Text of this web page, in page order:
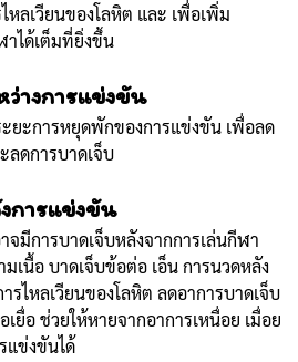
หลเวียนของโลหิต และ เพื่อเพิ่ม
ได้เต็มที่ยิ่งขึ้น
างการแข่งขัน
ยะการหยุดพักของการแข่งขัน เพื่อลด
ลดการบาดเจ็บ
การแข่งขัน
มีการบาดเจ็บหลังจากการเล่นกีฬา
เนื้อ บาดเจ็บข้อต่อ เอ็น การนวดหลัง
รไหลเวียนของโลหิต ลดอาการบาดเจ็บ
ยื่อ ช่วยให้หายจากอาการเหนื่อย เมื่อย
แข่งขันได้